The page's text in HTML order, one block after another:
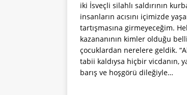
iki İsveçli silahlı saldırının
insanların acısını içimizde
tartışmasına girmeyeceğim.
kazananının kimler olduğu
çocuklardan nerelere geldik.
tabii kaldıysa hiçbir vicdanın,
barış ve hoşgörü dileğiyle…